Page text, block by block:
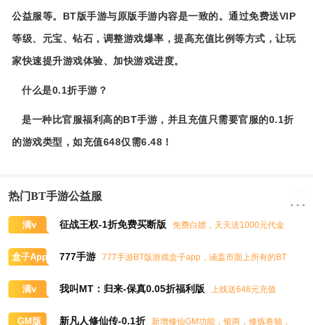
公益服等。BT版手游与原版手游内容是一致的。通过免费送VIP
等级、元宝、钻石，调整游戏爆率，提高充值比例等方式，让玩
家快速提升游戏体验、加快游戏进度。
什么是0.1折手游？
是一种比官服福利高的BT手游，并且充值只需要官服的0.1折
的游戏类型，如充值648仅需6.48！
热门BT手游公益服
满v 征战王权-1折免费买断版
免费白嫖，天天送1000元代金
盒子App 777手游
777手游BT版游戏盒子app，涵盖市面上所有的BT
满v 我叫MT：归来-保真0.05折福利版
上线送648元充值
GM版 新凡人修仙传-0.1折 新增修仙GM功能，银两，修炼卷轴，